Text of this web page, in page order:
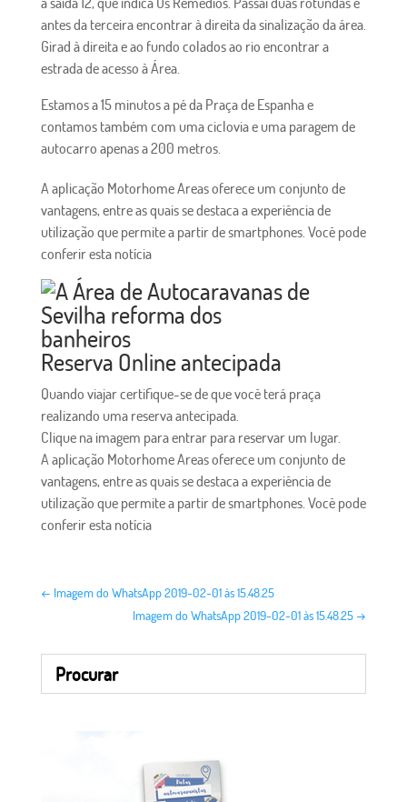
antes da terceira encontrar à direita da sinalização da área.
Girad à direita e ao fundo colados ao rio encontrar a
estrada de acesso à Área.
Estamos a 15 minutos a pé da Praça de Espanha e
contamos também com uma ciclovia e uma paragem de
autocarro apenas a 200 metros.
A aplicação Motorhome Areas oferece um conjunto de
vantagens, entre as quais se destaca a experiência de
utilização que permite a partir de smartphones. Você pode
conferir esta notícia
Reserva Online antecipada
Quando viajar certifique-se de que você terá praça
realizando uma reserva antecipada.
Clique na imagem para entrar para reservar um lugar.
A aplicação Motorhome Areas oferece um conjunto de
vantagens, entre as quais se destaca a experiência de
utilização que permite a partir de smartphones. Você pode
conferir esta notícia
← Imagem do WhatsApp 2019-02-01 às 15.48.25
Imagem do WhatsApp 2019-02-01 às 15.48.25 →